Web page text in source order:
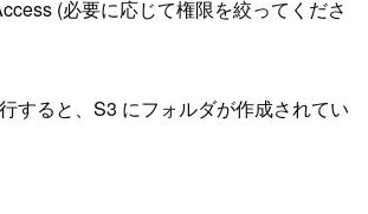
(必要に応じて権限を絞ってくださ
すると、S3 にフォルダが作成されてい